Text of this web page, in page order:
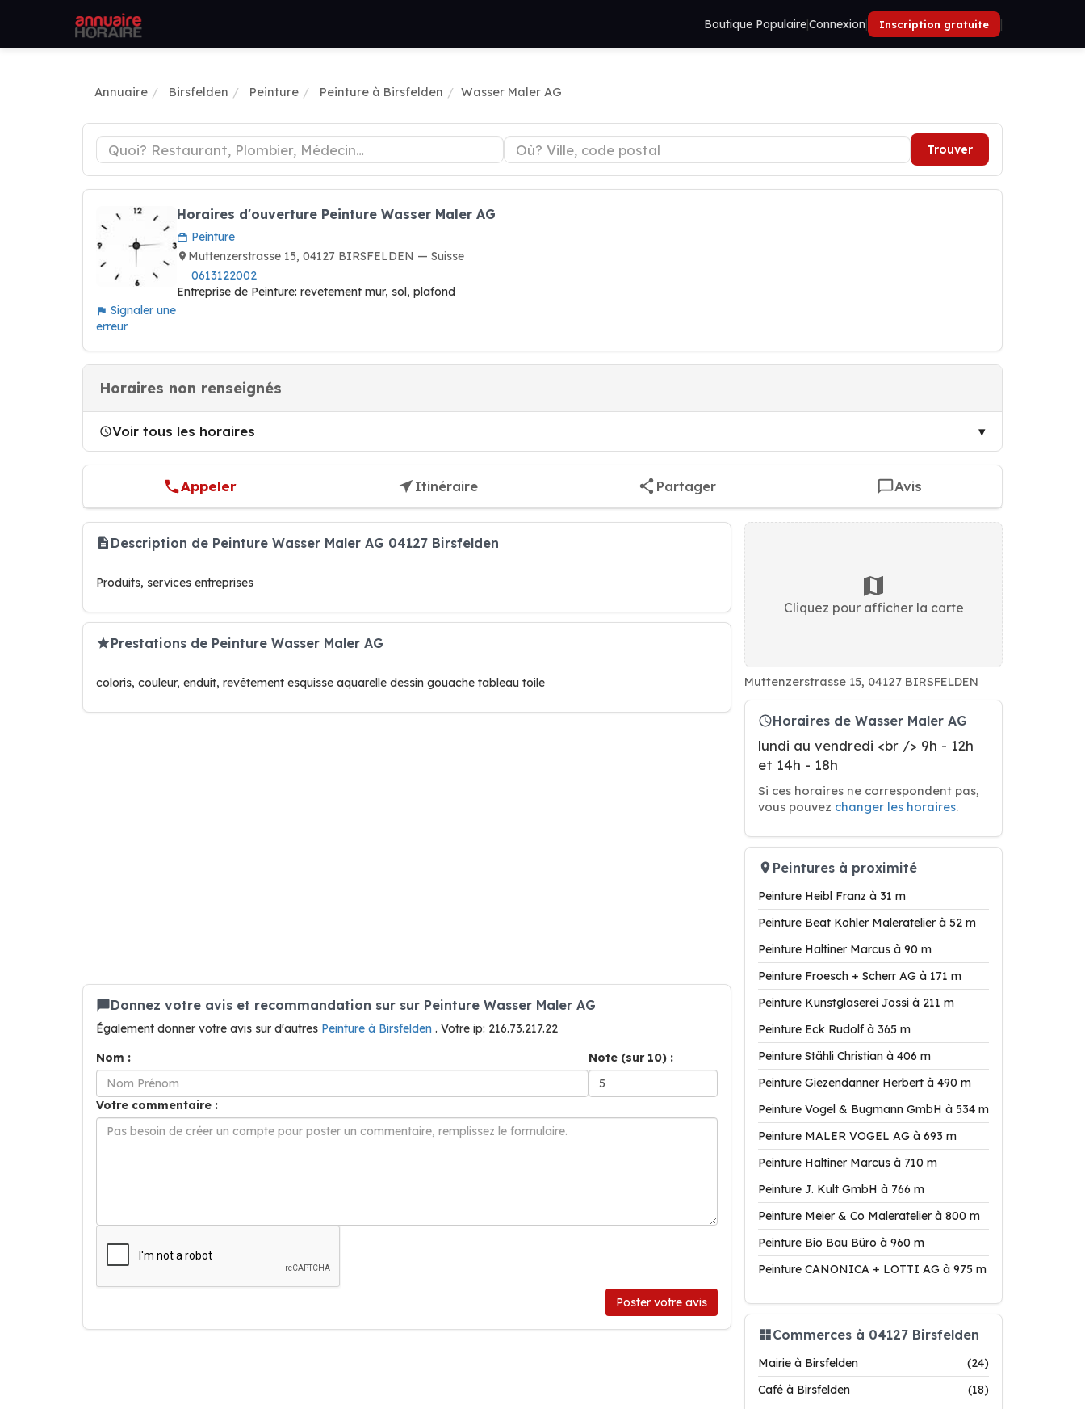
Boutique Populaire|Connexion| Inscription gratuite |
Annuaire Birsfelden Peinture Peinture à Birsfelden Wasser Maler AG
Trouver
Signaler une
erreur
Horaires d'ouverture Peinture Wasser Maler AG
Peinture
Muttenzerstrasse 15, 04127 BIRSFELDEN — Suisse
0613122002
Entreprise de Peinture: revetement mur, sol, plafond
Horaires non renseignés
Voir tous les horaires
Appeler Itinéraire Partager Avis
Description de Peinture Wasser Maler AG 04127 Birsfelden
Produits, services entreprises
Prestations de Peinture Wasser Maler AG
coloris, couleur, enduit, revêtement esquisse aquarelle dessin gouache tableau toile
Donnez votre avis et recommandation sur sur Peinture Wasser Maler AG
Également donner votre avis sur d'autres Peinture à Birsfelden . Votre ip: 216.73.217.22
Nom :
Note (sur 10) :
Votre commentaire :
Poster votre avis
Cliquez pour afficher la carte
Muttenzerstrasse 15, 04127 BIRSFELDEN
Horaires de Wasser Maler AG
lundi au vendredi <br /> 9h - 12h
et 14h - 18h
Si ces horaires ne correspondent pas,
vous pouvez changer les horaires.
Peintures à proximité
Peinture Heibl Franz à 31 m
Peinture Beat Kohler Maleratelier à 52 m
Peinture Haltiner Marcus à 90 m
Peinture Froesch + Scherr AG à 171 m
Peinture Kunstglaserei Jossi à 211 m
Peinture Eck Rudolf à 365 m
Peinture Stähli Christian à 406 m
Peinture Giezendanner Herbert à 490 m
Peinture Vogel & Bugmann GmbH à 534 m
Peinture MALER VOGEL AG à 693 m
Peinture Haltiner Marcus à 710 m
Peinture J. Kult GmbH à 766 m
Peinture Meier & Co Maleratelier à 800 m
Peinture Bio Bau Büro à 960 m
Peinture CANONICA + LOTTI AG à 975 m
Commerces à 04127 Birsfelden
Mairie à Birsfelden
(24)
Café à Birsfelden
(18)